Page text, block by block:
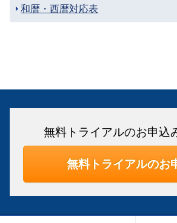
和暦・西暦対応表
無料トライアルのお申込
無料トライアルのお